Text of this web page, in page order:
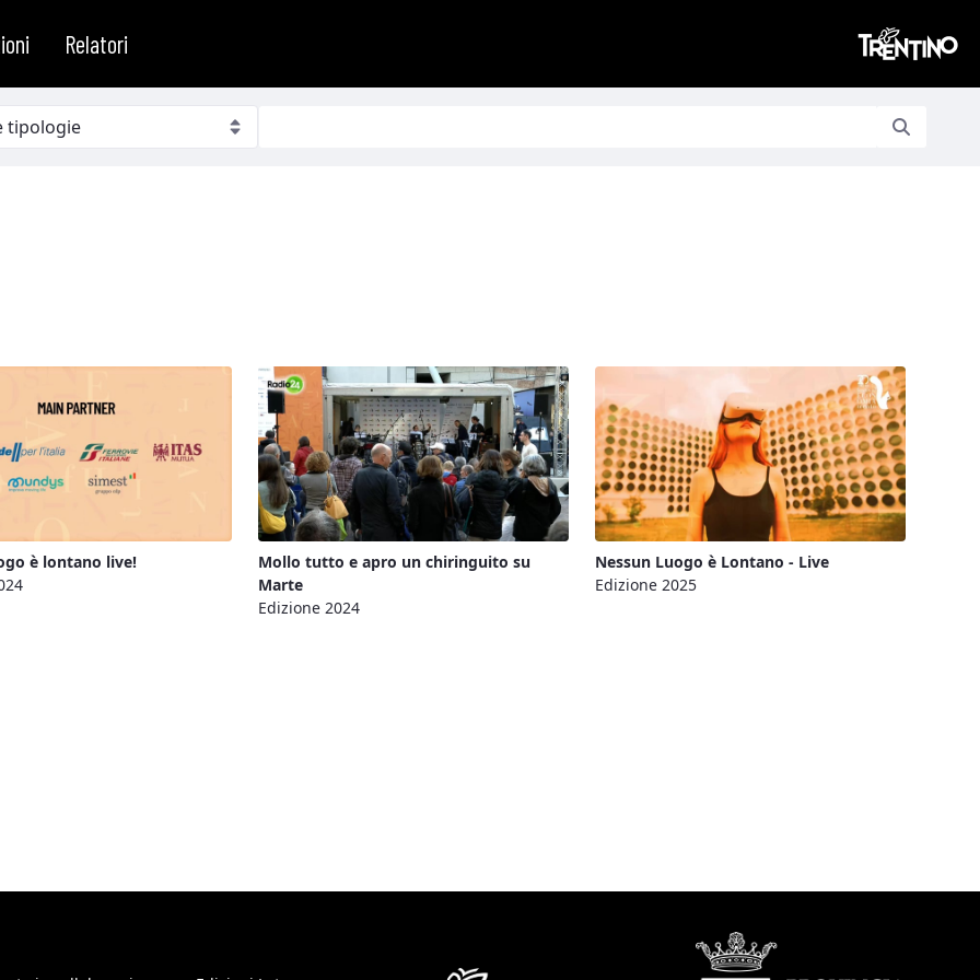
Relatori
è lontano live!
Mollo tutto e apro un chiringuito su
Marte
Edizione 2024
Nessun Luogo è Lontano - Live
Edizione 2025